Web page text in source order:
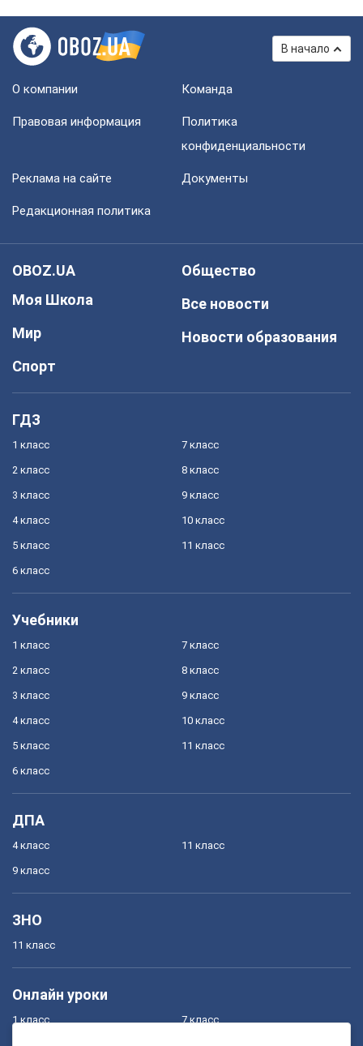
В начало
О компании Команда
Правовая информация
Политика
конфиденциальности
Реклама на сайте Документы
Редакционная политика
OBOZ.UA
Моя Школа
Мир
Спорт
Общество
Все новости
Новости образования
ГДЗ
1 класс
2 класс
3 класс
4 класс
5 класс
6 класс
7 класс
8 класс
9 класс
10 класс
11 класс
Учебники
1 класс
2 класс
3 класс
4 класс
5 класс
6 класс
7 класс
8 класс
9 класс
10 класс
11 класс
ДПА
4 класс
9 класс
11 класс
ЗНО
11 класс
Онлайн уроки
1 класс 7 класс